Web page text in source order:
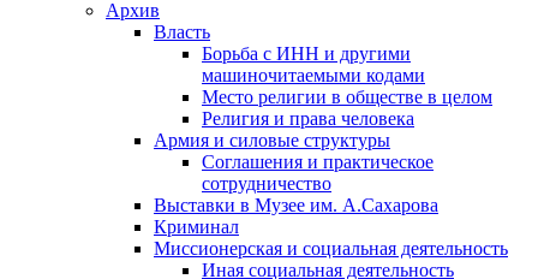
Архив
Власть
Борьба с ИНН и другими
машиночитаемыми кодами
Место религии в обществе в целом
Религия и права человека
Армия и силовые структуры
Соглашения и практическое
сотрудничество
Выставки в Музее им. А.Сахарова
Криминал
Миссионерская и социальная деятельность
Иная социальная деятельность